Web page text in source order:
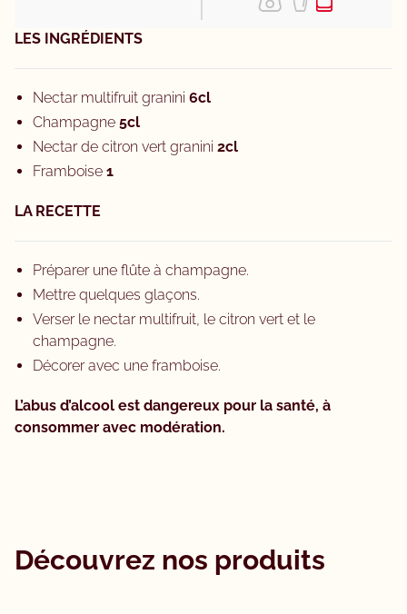
LES INGRÉDIENTS
Nectar multifruit granini 6cl
Champagne 5cl
Nectar de citron vert granini 2cl
Framboise 1
LA RECETTE
Préparer une flûte à champagne.
Mettre quelques glaçons.
Verser le nectar multifruit, le citron vert et le
champagne.
Décorer avec une framboise.
L’abus d’alcool est dangereux pour la santé, à
consommer avec modération.
Découvrez nos produits